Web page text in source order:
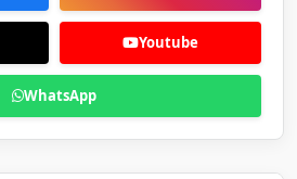
Youtube
WhatsApp